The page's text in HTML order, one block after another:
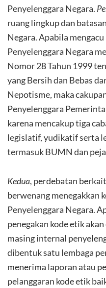
Penyelenggara Negara.
ruang lingkup dan
Negara. Apabila
Penyelenggara Negara
Nomor 28 Tahun 1999
yang Bersih dan Bebas
Nepotisme, maka
Penyelenggara
karena mencakup tiga
legislatif, yudikatif serta
termasuk BUMN dan
Kedua, perdebatan
berwenang menegakkan
Penyelenggara Negara.
penegakan kode etik
masing internal
dibentuk satu lembaga
menerima laporan atau
pelanggaran kode etik